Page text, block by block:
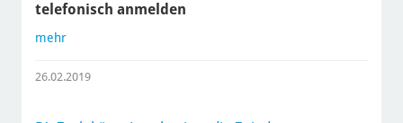
telefonisch anmelden
mehr
26.02.2019